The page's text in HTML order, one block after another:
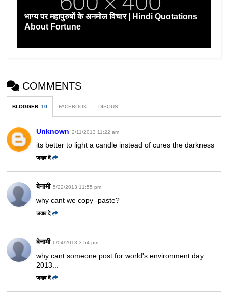
भाग्य पर महापुरुषों के अनमोल विचार | Hindi Quotations
About Fortune
COMMENTS
BLOGGER:10 FACEBOOK DISQUS
Unknown 2/11/2013 11:22 am
its better to light a candle instead of cures the darkness
जवाब दें
बेनामी 5/22/2013 11:55 pm
why cant we copy -paste?
जवाब दें
बेनामी 6/04/2013 3:54 pm
why cant someone post for world's environment day
2013...
जवाब दें